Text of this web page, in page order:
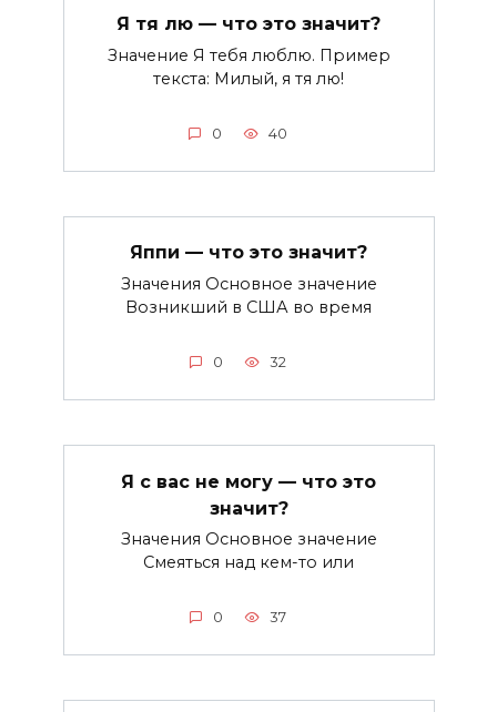
Я тя лю — что это значит?
Значение Я тебя люблю. Пример
текста: Милый, я тя лю!
0 40
Яппи — что это значит?
Значения Основное значение
Возникший в США во время
0 32
Я с вас не могу — что это
значит?
Значения Основное значение
Смеяться над кем-то или
0 37